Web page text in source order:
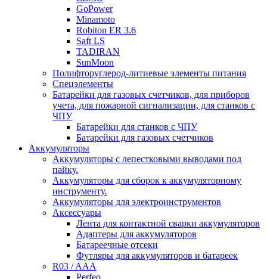
GoPower
Minamoto
Robiton ER 3.6
Saft LS
TADIRAN
SunMoon
Полифторуглерод-литиевые элементы питания
Спецэлементы
Батарейки для газовых счетчиков, для приборов
учета, для пожарной сигнализации, для станков с
ЧПУ
Батарейки для станков с ЧПУ
Батарейки для газовых счетчиков
Аккумуляторы
Аккумуляторы с лепестковыми выводами под
пайку.
Аккумуляторы для сборок к аккумуляторному
инструменту.
Аккумуляторы для электроинструментов
Аксессуары
Лента для контактной сварки аккумуляторов
Адаптеры для аккумуляторов
Батареечные отсеки
Футляры для аккумуляторов и батареек
R03 / AAA
Perfeo